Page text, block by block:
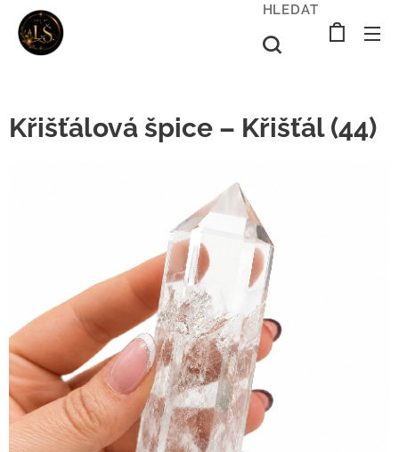
HLEDAT
Křišťálová špice – Křišťál (44)